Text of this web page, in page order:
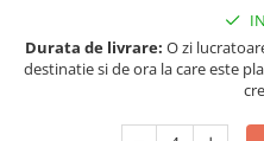
Durata de livrare: O zi
destinatie si de ora la care este